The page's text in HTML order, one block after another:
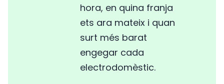
hora, en quina franja
ets ara mateix i quan
surt més barat
engegar cada
electrodomèstic.